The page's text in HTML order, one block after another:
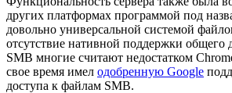
других платформах программой под
довольно универсальной системой
отсутствие нативной поддержки общего
SMB многие считают недостатком
свое время имел одобренную Google
доступа к файлам SMB.